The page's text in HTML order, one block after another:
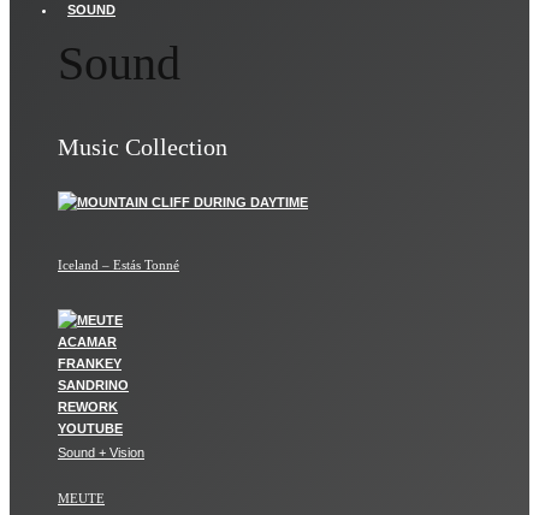
SOUND
Sound
Music Collection
Iceland – Estás Tonné
Sound + Vision
MEUTE